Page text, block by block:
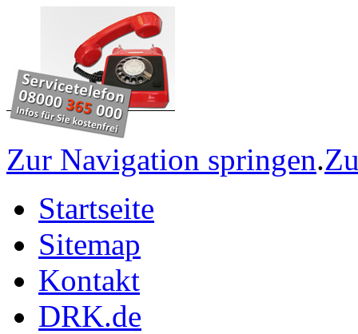
Zur Navigation springen.
Startseite
Sitemap
Kontakt
DRK.de